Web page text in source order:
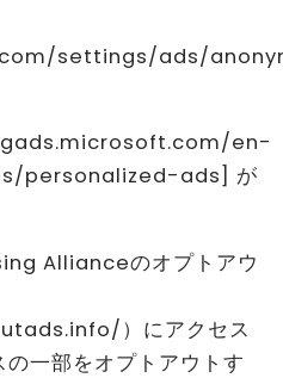
settings/ads/
en-
personalized-ads] が
Allianceのオプトアウ
）にアクセス
一部をオプトアウトす